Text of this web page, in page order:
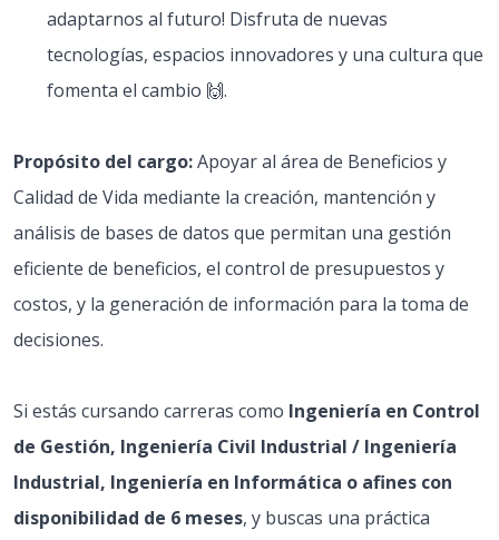
adaptarnos al futuro! Disfruta de nuevas
tecnologías, espacios innovadores y una cultura que
fomenta el cambio 🙌.
Propósito del cargo:Apoyar al área de Beneficios y
Calidad de Vida mediante la creación, mantención y
análisis de bases de datos que permitan una gestión
eficiente de beneficios, el control de presupuestos y
costos, y la generación de información para la toma de
decisiones.
Si estás cursando carreras como Ingeniería en Control
de Gestión, Ingeniería Civil Industrial / Ingeniería
Industrial, Ingeniería en Informática o afines con
disponibilidad de 6 meses, y buscas una práctica